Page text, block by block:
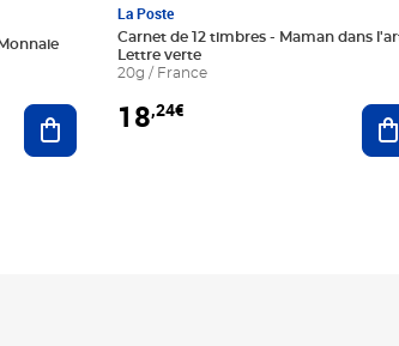
Ajouter au panier
La Poste
Carnet de 12 timbres - Maman dans
Lettre verte
20g / France
18,24€